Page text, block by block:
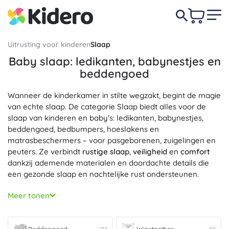
Uitrusting voor kinderenSlaap
Baby slaap: ledikanten, babynestjes en
beddengoed
Wanneer de kinderkamer in stilte wegzakt, begint de magie
van echte slaap. De categorie Slaap biedt alles voor de
slaap van kinderen en baby’s: ledikanten, babynestjes,
beddengoed, bedbumpers, hoeslakens en
matrasbeschermers – voor pasgeborenen, zuigelingen en
peuters. Ze verbindt rustige slaap, veiligheid en comfort
dankzij ademende materialen en doordachte details die
een gezonde slaap en nachtelijke rust ondersteunen.
Voor zekerheid en de juiste lichaamsondersteuning kies je
uit het aanbod
gegarandeerd door
Beddengoedvan ademende stoffen –
Meer tonen